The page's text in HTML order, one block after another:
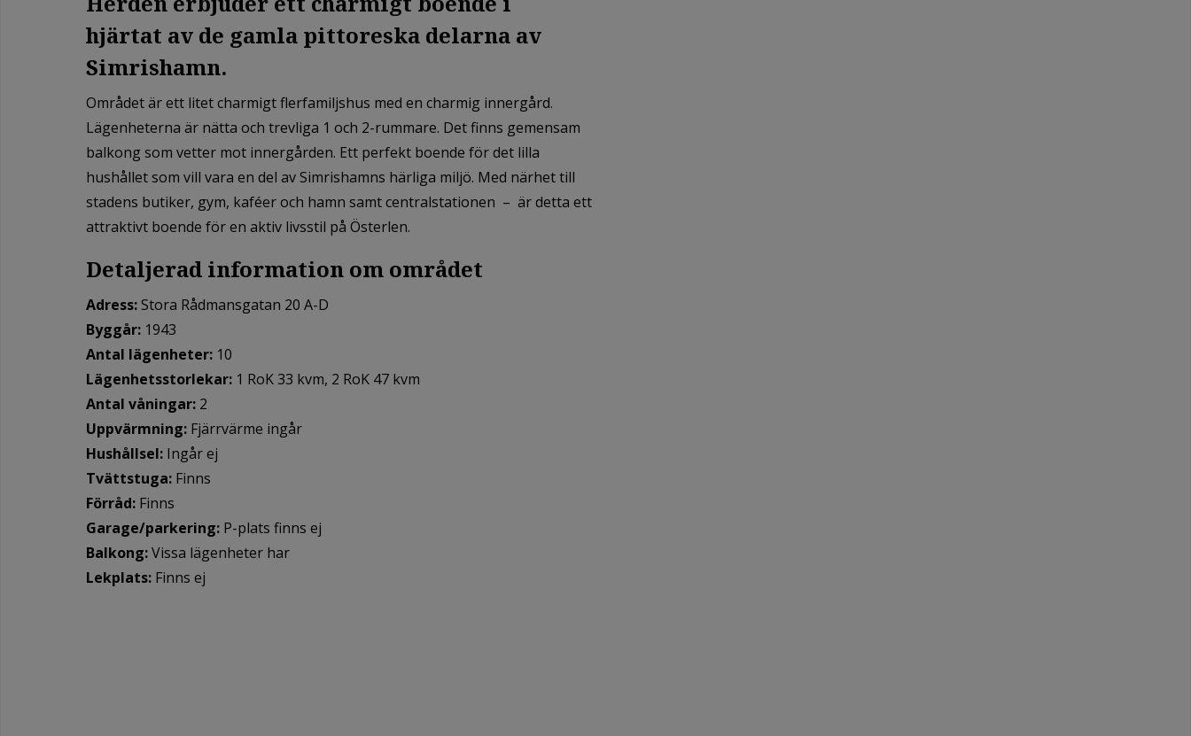
hjärtat av de gamla pittoreska delarna av
Simrishamn.
Området är ett litet charmigt flerfamiljshus med en charmig innergård.
Lägenheterna är nätta och trevliga 1 och 2-rummare. Det finns gemensam
balkong som vetter mot innergården. Ett perfekt boende för det lilla
hushållet som vill vara en del av Simrishamns härliga miljö. Med närhet till
stadens butiker, gym, kaféer och hamn samt centralstationen – är detta ett
attraktivt boende för en aktiv livsstil på Österlen.
Detaljerad information om området
Adress:Stora Rådmansgatan 20 A-D
Byggår: 1943
Antal lägenheter: 10
Lägenhetsstorlekar: 1 RoK 33 kvm, 2 RoK 47 kvm
Antal våningar: 2
Uppvärmning: Fjärrvärme ingår
Hushållsel: Ingår ej
Tvättstuga: Finns
Förråd: Finns
Garage/parkering: P-plats finns ej
Balkong:Vissa lägenheter har
Lekplats: Finns ej